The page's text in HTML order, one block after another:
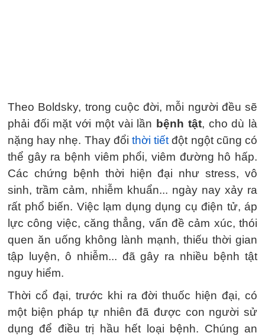
Theo Boldsky, trong cuộc đời, mỗi người đều sẽ
phải đối mặt với một vài lần bệnh tật, cho dù là
nặng hay nhẹ. Thay đổi thời tiết đột ngột cũng có
thể gây ra bệnh viêm phổi, viêm đường hô hấp.
Các chứng bệnh thời hiện đại như stress, vô
sinh, trầm cảm, nhiễm khuẩn... ngày nay xảy ra
rất phổ biến. Việc lạm dụng dụng cụ điện tử, áp
lực công việc, căng thẳng, vấn đề cảm xúc, thói
quen ăn uống không lành mạnh, thiếu thời gian
tập luyện, ô nhiễm... đã gây ra nhiều bệnh tật
nguy hiểm.
Thời cổ đại, trước khi ra đời thuốc hiện đại, có
một biện pháp tự nhiên đã được con người sử
dụng để điều trị hầu hết loại bệnh. Chúng an